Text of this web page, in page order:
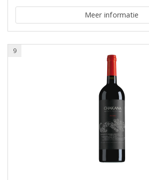
Meer informatie
9